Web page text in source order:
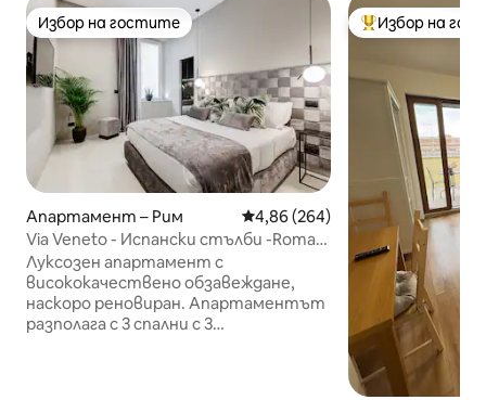
Избор на гостите
Избор на гостите
Апартамент – Рим Средна оценка: 4,86 от 5,
4,86 (264)
Via Veneto - Испански стълби -Roma
Luma Suite 29
Луксозен апартамент с
висококачествено обзавеждане,
наскоро реновиран. Апартаментът
разполага с 3 спални с 3
Най-популярен
Избор на